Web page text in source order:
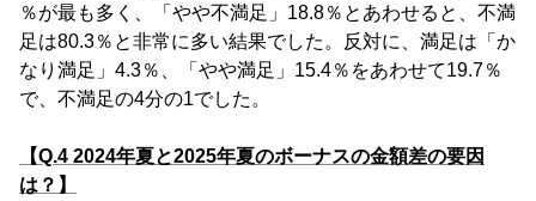
％が最も多く、「やや不満足」18.8％とあわせると、不満
足は80.3％と非常に多い結果でした。反対に、満足は「か
なり満足」4.3％、「やや満足」15.4％をあわせて19.7％
で、不満足の4分の1でした。
【Q.4 2024年夏と2025年夏のボーナスの金額差の要因
は？】